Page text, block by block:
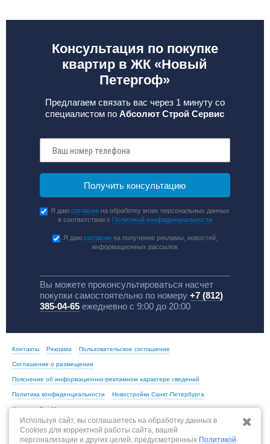
Консультация по покупке
квартир в ЖК «Новый
Петергоф»
Предлагаем связать вас через 1 минуту со
специалистом поАбсолют Строй Сервис
Я даюсогласие на обработку моих персональных данных
в соответствии с Политикой конфиденциальности
Я даю согласиена получение рекламы, новостей,
информационных рассылок
Вы можете проконсультироваться насчет
покупки самостоятельно по номеру +7 (812)
385-04-65ежедневно с 9:00 до 20:00
Контакты Реклама Пользовательское соглашение
Соглашение о размещении
Пояснение об информационно-рекламном характере сведений
Политика конфиденциальности Новостройки Санкт-Петербурга
Новостройки Москвы
Используя сайт, вы соглашаетесь на обработку данных в
Cookies для корректной работы сайта, вашей
персонализации и других целей, предусмотренных Политикой